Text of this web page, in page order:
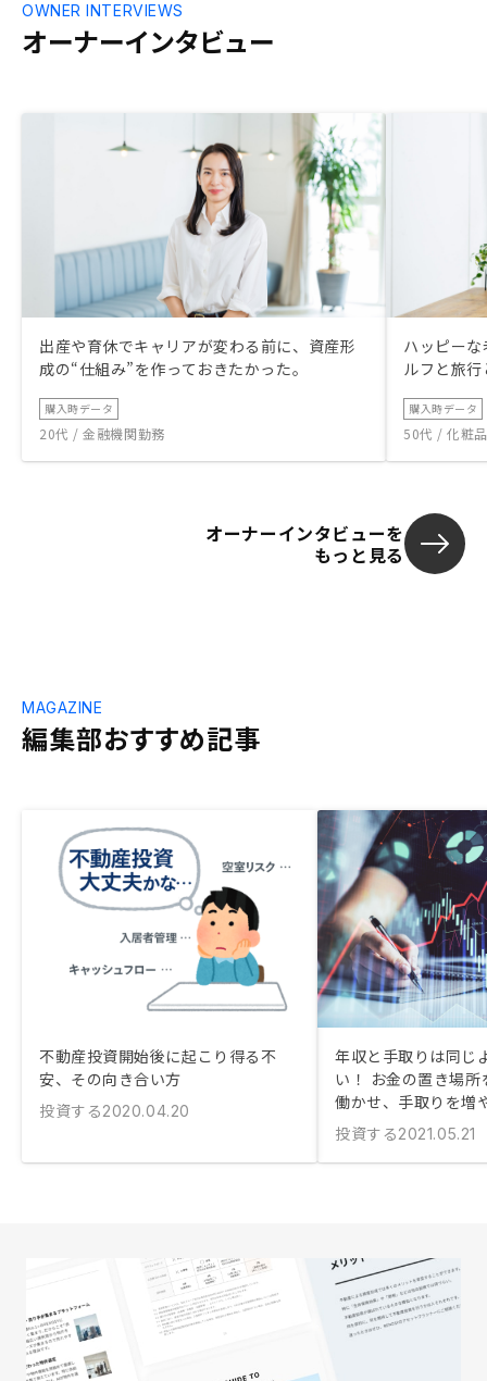
オーナーインタビュー
OWNER INTERVIEWS
出産や育休でキャリアが変わる前に、資産形
成の“仕組み”を作っておきたかった。
購入時データ
20代 / 金融機関勤務
ハッピー
ルフと旅
購入時データ
50代 / 化粧
オーナーインタビューを
もっと見る
編集部おすすめ記事
MAGAZINE
不動産投資開始後に起こり得る不
安、その向き合い方
投資する2020.04.20
年収と手取りは同じ
い！ お金の置き場
働かせ、手取りを増
投資する2021.05.21